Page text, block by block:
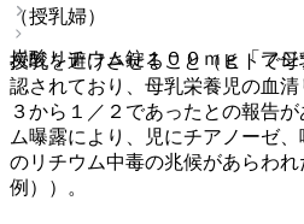
炭酸リチウム錠１００ｍｇ「フジ
（授乳婦）
授乳を避けさせること（ヒトで
認されており、母乳栄養児の血
３から１／２であったとの報告
ム曝露により、児にチアノーゼ
のリチウム中毒の兆候があらわ
例））。